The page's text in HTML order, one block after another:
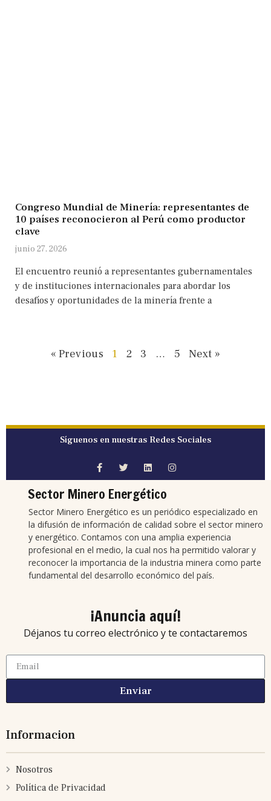
Congreso Mundial de Minería: representantes de
10 países reconocieron al Perú como productor
clave
junio 27, 2026
El encuentro reunió a representantes gubernamentales
y de instituciones internacionales para abordar los
desafíos y oportunidades de la minería frente a
« Previous 1 2 3 … 5 Next »
Síguenos en nuestras Redes Sociales
Sector Minero Energético
Sector Minero Energético es un periódico especializado en
la difusión de información de calidad sobre el sector minero
y energético. Contamos con una amplia experiencia
profesional en el medio, la cual nos ha permitido valorar y
reconocer la importancia de la industria minera como parte
fundamental del desarrollo económico del país.
¡Anuncia aquí!
Déjanos tu correo electrónico y te contactaremos
Enviar
Informacion
Nosotros
Política de Privacidad